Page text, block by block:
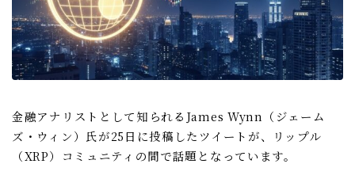
金融アナリストとして知られるJames Wynn（ジェーム
ズ・ウィン）氏が25日に投稿したツイートが、リップル
（XRP）コミュニティの間で話題となっています。